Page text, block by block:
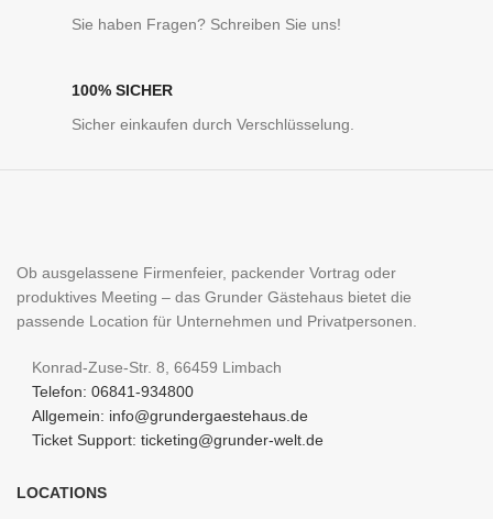
Sie haben Fragen? Schreiben Sie uns!
100% SICHER
Sicher einkaufen durch Verschlüsselung.
Ob ausgelassene Firmenfeier, packender Vortrag oder
produktives Meeting – das Grunder Gästehaus bietet die
passende Location für Unternehmen und Privatpersonen.
Konrad-Zuse-Str. 8, 66459 Limbach
Telefon: 06841-934800
Allgemein: info@grundergaestehaus.de
Ticket Support: ticketing@grunder-welt.de
LOCATIONS